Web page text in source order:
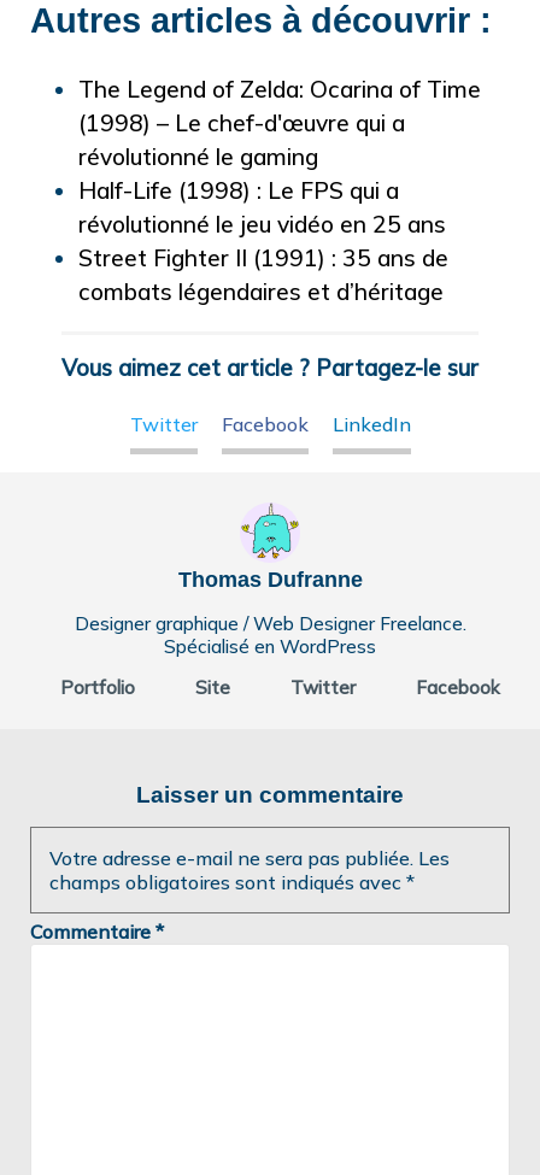
Autres articles à découvrir :
The Legend of Zelda: Ocarina of Time
(1998) – Le chef-d'œuvre qui a
révolutionné le gaming
Half-Life (1998) : Le FPS qui a
révolutionné le jeu vidéo en 25 ans
Street Fighter II (1991) : 35 ans de
combats légendaires et d’héritage
Vous aimez cet article ? Partagez-le sur
Twitter Facebook LinkedIn
Thomas Dufranne
Designer graphique / Web Designer Freelance.
Spécialisé en WordPress
Portfolio
Site Twitter Facebook
Laisser un commentaire
Votre adresse e-mail ne sera pas publiée. Les
champs obligatoires sont indiqués avec *
Commentaire *